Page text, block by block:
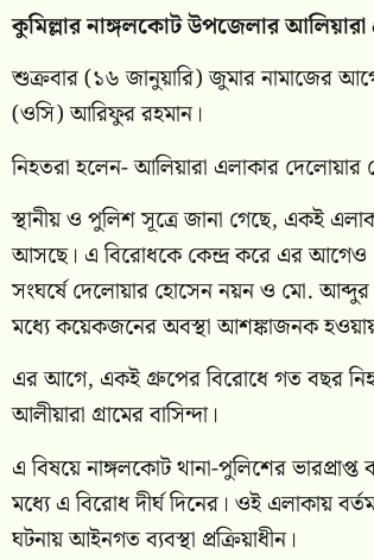
কুমিল্লার নাঙ্গলকোট উপজেলার আলিয়ারা
শুক্রবার (১৬ জানুয়ারি) জুমার নামাজের আগে
(ওসি) আরিফুর রহমান।
নিহতরা হলেন- আলিয়ারা এলাকার
স্থানীয় ও পুলিশ সূত্রে জানা গেছে, একই
আসছে। এ বিরোধকে কেন্দ্র করে এর আগেও
সংঘর্ষে দেলোয়ার হোসেন নয়ন ও মো.
মধ্যে কয়েকজনের অবস্থা আশঙ্কাজনক
এর আগে, একই গ্রুপের বিরোধে গত বছর
আলীয়ারা গ্রামের বাসিন্দা।
এ বিষয়ে নাঙ্গলকোট থানা-পুলিশের
মধ্যে এ বিরোধ দীর্ঘ দিনের। ওই এলাকায়
ঘটনায় আইনগত ব্যবস্থা প্রক্রিয়াধীন।